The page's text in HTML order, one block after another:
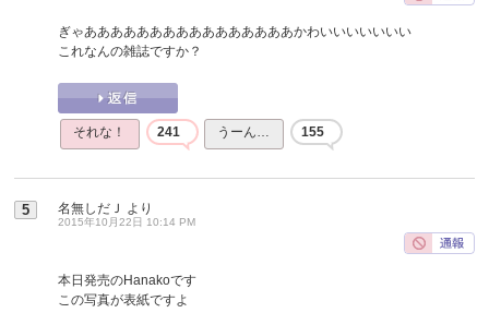
ぎゃああああああああああああああああかわいいいいいいい
これなんの雑誌ですか？
それな！ 241 うーん… 155
5 名無しだＪ より
2015年10月22日 10:14 PM
本日発売のHanakoです
この写真が表紙ですよ